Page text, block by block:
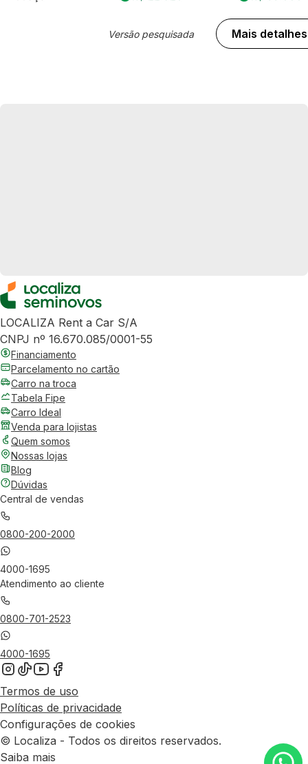
Versão pesquisada Mais detalhes
LOCALIZA Rent a Car S/A
CNPJ nº 16.670.085/0001-55
Financiamento
Parcelamento no cartão
Carro na troca
Tabela Fipe
Carro Ideal
Venda para lojistas
Quem somos
Nossas lojas
Blog
Dúvidas
Central de vendas
0800-200-2000
4000-1695
Atendimento ao cliente
0800-701-2523
4000-1695
Termos de uso
Políticas de privacidade
Configurações de cookies
© Localiza - Todos os direitos reservados.
Saiba mais